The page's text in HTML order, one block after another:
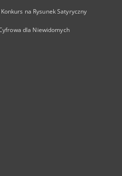
na Rysunek Satyryczny
dla Niewidomych